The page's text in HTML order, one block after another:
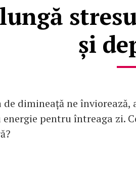
și
de dimineață ne
pentru întreaga zi.